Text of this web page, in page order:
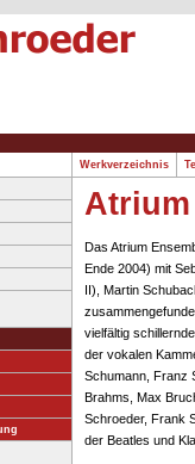
Werkverzeichnis
Das Atrium
Ende 2004) mit
II), Martin
vielfältig
der vokalen
Schumann, Franz
Brahms, Max
Schroeder, Frank
der Beatles und